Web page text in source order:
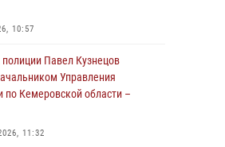
задержали нарушителя
гостинице
07:41
росгвардейцы пресекли
товара путем подмены
10:57
Павел Кузнецов
Управления
по Кемеровской области –
11:32